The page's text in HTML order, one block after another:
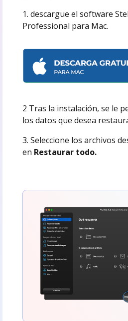
1. descargue el software
Professional para Mac.
2 Tras la instalación, se le
los datos que desea
3. Seleccione los archivos
en Restaurar todo.